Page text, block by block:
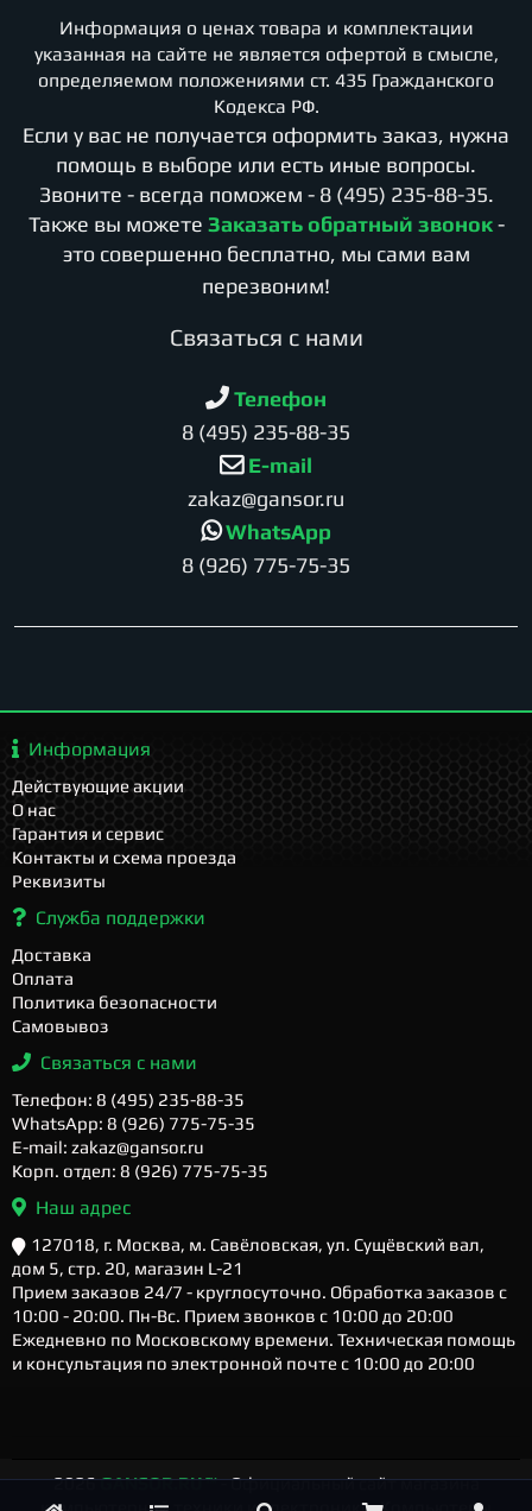
Информация о ценах товара и комплектации
указанная на сайте не является офертой в смысле,
определяемом положениями ст. 435 Гражданского
Кодекса РФ.
Если у вас не получается оформить заказ, нужна
помощь в выборе или есть иные вопросы.
Звоните - всегда поможем - 8 (495) 235-88-35.
Также вы можете Заказать обратный звонок -
это совершенно бесплатно, мы сами вам
перезвоним!
Cвязаться с нами
Телефон
8 (495) 235-88-35
E-mail
zakaz@gansor.ru
WhatsApp
8 (926) 775-75-35
Информация
Действующие акции
О нас
Гарантия и сервис
Контакты и схема проезда
Реквизиты
Служба поддержки
Доставка
Оплата
Политика безопасности
Самовывоз
Связаться с нами
Телефон: 8 (495) 235-88-35
WhatsApp: 8 (926) 775-75-35
E-mail: zakaz@gansor.ru
Корп. отдел: 8 (926) 775-75-35
Наш адрес
127018, г. Москва, м. Савёловская, ул. Сущёвский вал,
дом 5, стр. 20, магазин L-21
Прием заказов 24/7 - круглосуточно. Обработка заказов с
10:00 - 20:00. Пн-Вс. Прием звонков с 10:00 до 20:00
Ежедневно по Московскому времени. Техническая помощь
и консультация по электронной почте с 10:00 до 20:00
2026GANSOR.RU ™- Официальный сайт магазина
компьютерной техники и электроники. Компьютеры